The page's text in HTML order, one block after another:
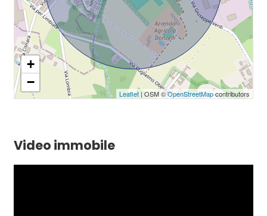
+
−
Leaflet| OSM ©OpenStreetMapcontributors
Video immobile